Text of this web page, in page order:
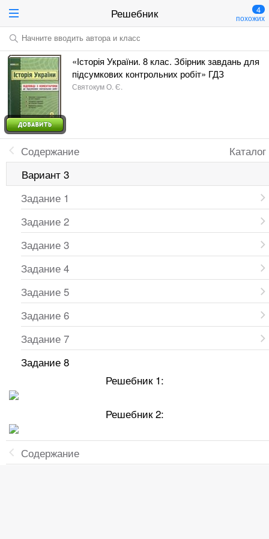
Решебник 4
похожих
Начните вводить автора и класс
«Історія України. 8 клас. Збірник завдань для
підсумкових контрольних робіт» ГДЗ
Святокум О. Є.
Каталог
Содержание
Вариант 3
Задание 1
Задание 2
Задание 3
Задание 4
Задание 5
Задание 6
Задание 7
Задание 8
Решебник 1:
Решебник 2:
Содержание